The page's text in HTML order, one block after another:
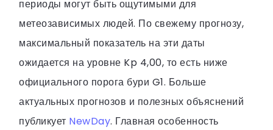
периоды могут быть ощутимыми для
метеозависимых людей. По свежему прогнозу,
максимальный показатель на эти даты
ожидается на уровне Kp 4,00, то есть ниже
официального порога бури G1. Больше
актуальных прогнозов и полезных объяснений
публикует NewDay. Главная особенность